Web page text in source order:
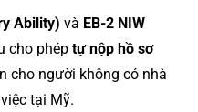
Ability) và EB-2 NIW
cho phép tự nộp hồ sơ
cho người không có nhà
tại Mỹ.